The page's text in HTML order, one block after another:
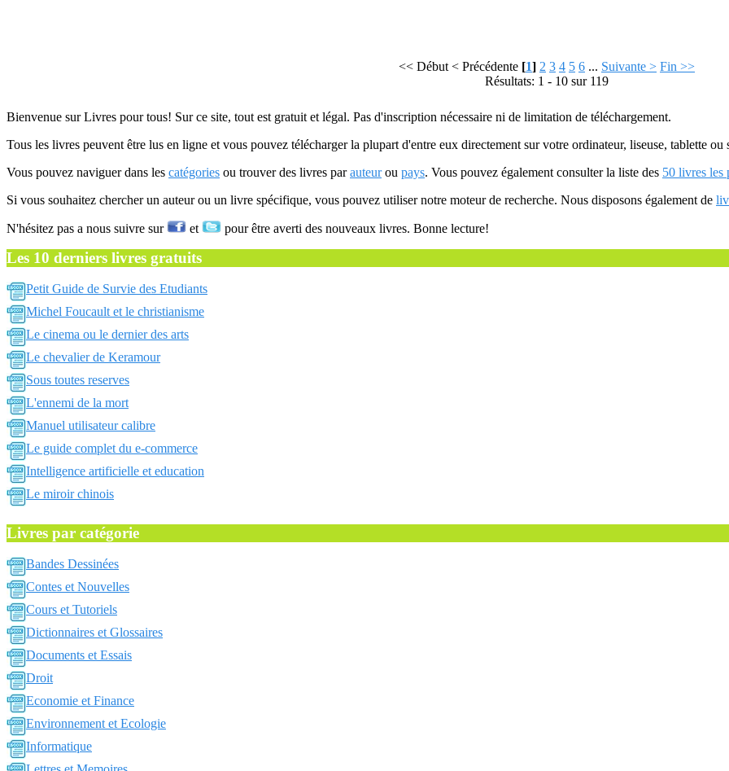
<< Début < Précédente [1] 2 3 4 5 6 ... Suivante > Fin >>
Résultats: 1 - 10 sur 119
Bienvenue sur Livres pour tous! Sur ce site, tout est gratuit et légal. Pas d'inscription nécessaire ni de limitation de téléchargement.
Tous les livres peuvent être lus en ligne et vous pouvez télécharger la plupart d'entre eux directement sur votre ordinateur, liseuse, tablette ou
Vous pouvez naviguer dans les catégories ou trouver des livres parauteurou pays. Vous pouvez également consulter la liste des 50 livres les
Si vous souhaitez chercher un auteur ou un livre spécifique, vous pouvez utiliser notre moteur de recherche. Nous disposons également de
N'hésitez pas a nous suivre sur et pour être averti des nouveaux livres. Bonne lecture!
Les 10 derniers livres gratuits
Petit Guide de Survie des Etudiants
Michel Foucault et le christianisme
Le cinema ou le dernier des arts
Le chevalier de Keramour
Sous toutes reserves
L'ennemi de la mort
Manuel utilisateur calibre
Le guide complet du e-commerce
Intelligence artificielle et education
Le miroir chinois
Livres par catégorie
Bandes Dessinées
Contes et Nouvelles
Cours et Tutoriels
Dictionnaires et Glossaires
Documents et Essais
Droit
Economie et Finance
Environnement et Ecologie
Informatique